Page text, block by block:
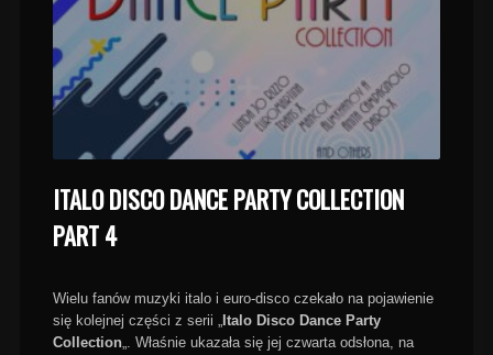
ITALO DISCO DANCE PARTY COLLECTION
PART 4
Wielu fanów muzyki italo i euro-disco czekało na pojawienie
się kolejnej części z serii „Italo Disco Dance Party
Collection„. Właśnie ukazała się jej czwarta odsłona, na